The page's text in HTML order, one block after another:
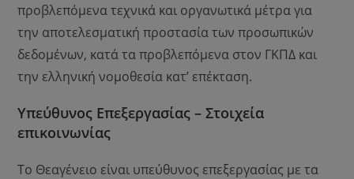
προβλεπόμενα τεχνικά και οργανωτικά μέτρα για
την αποτελεσματική προστασία των προσωπικών
δεδομένων, κατά τα προβλεπόμενα στον ΓΚΠΔ και
την ελληνική νομοθεσία κατ’ επέκταση.
Υπεύθυνος Επεξεργασίας – Στοιχεία
επικοινωνίας
Το Θεαγένειο είναι υπεύθυνος επεξεργασίας με τα